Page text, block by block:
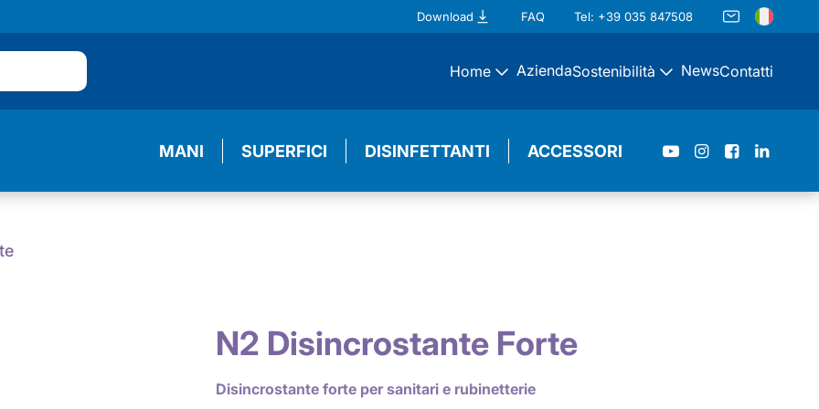
Download FAQ Tel: +39 035 847508
Home AziendaSostenibilità NewsContatti
MANI SUPERFICI DISINFETTANTI ACCESSORI
N2 Disincrostante Forte
Disincrostante forte per sanitari e rubinetterie